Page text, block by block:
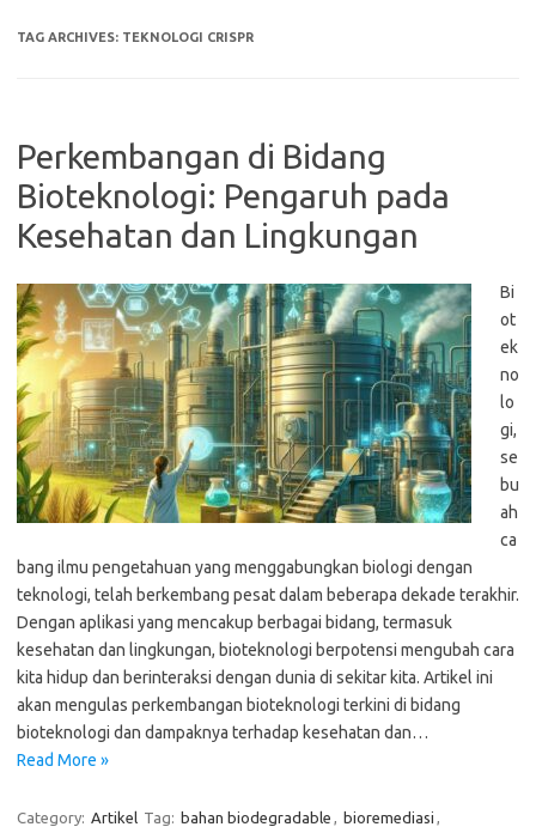
TAG ARCHIVES: TEKNOLOGI CRISPR
Perkembangan di Bidang
Bioteknologi: Pengaruh pada
Kesehatan dan Lingkungan
Bi
ot
ek
no
lo
gi,
se
bu
ah
ca
bang ilmu pengetahuan yang menggabungkan biologi dengan
teknologi, telah berkembang pesat dalam beberapa dekade terakhir.
Dengan aplikasi yang mencakup berbagai bidang, termasuk
kesehatan dan lingkungan, bioteknologi berpotensi mengubah cara
kita hidup dan berinteraksi dengan dunia di sekitar kita. Artikel ini
akan mengulas perkembangan bioteknologi terkini di bidang
bioteknologi dan dampaknya terhadap kesehatan dan…
Read More »
Category: Artikel Tag: bahan biodegradable , bioremediasi ,